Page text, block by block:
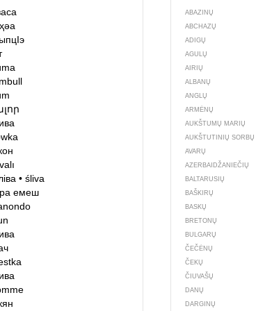
•śliva
емеш
ABAZINŲ
ABCHAZŲ
ADIGŲ
AGULŲ
AIRIŲ
ALBANŲ
ANGLŲ
ARMĖNŲ
AUKŠTUMŲ MARIŲ
AUKŠTUTINIŲ SORBŲ
AVARŲ
AZERBAIDŽANIEČIŲ
BALTARUSIŲ
BAŠKIRŲ
BASKŲ
BRETONŲ
BULGARŲ
ČEČĖNŲ
ČEKŲ
ČIUVAŠŲ
DANŲ
DARGINŲ